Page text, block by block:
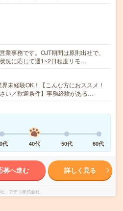
業事務です。OJT期間は原則出社で、
況に応じて週1~2日程度リモ…
未経験OK！【こんな方におススメ！
い／歓迎条件】事務経験がある…
代 40代 50代 60代
募へ進む 詳しく見る
アデコ株式会社